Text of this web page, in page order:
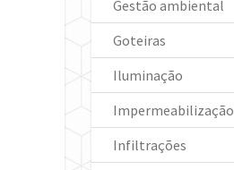
Gestão ambiental
Goteiras
Iluminação
Impermeabilização
Infiltrações